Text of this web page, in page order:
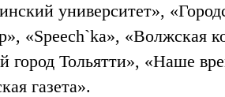
университет»,
«Speech`ka», «Волжская
город Тольятти», «Наше
газета».